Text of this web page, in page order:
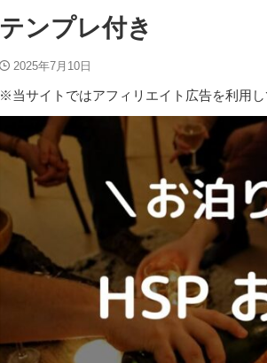
テンプレ付き
2025年7月10日
※当サイトではアフィリエイト広告を利用